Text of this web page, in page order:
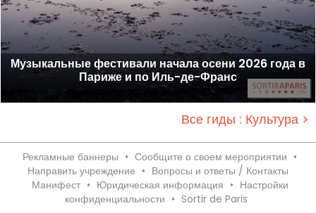
Музыкальные фестивали начала осени 2026 года в
Париже и по Иль-де-Франс
Все гиды : Культура >
Рекламные баннеры • Сообщите о своем мероприятии •
Направить учреждение • Вопросы и ответы / Контакты
Манифест • Юридическая информация • Настройки
конфиденциальности • Sortir de Paris